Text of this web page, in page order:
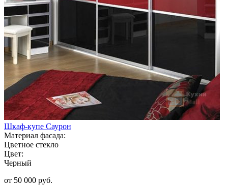
Шкаф-купе Саурон
Материал фасада:
Цветное стекло
Цвет:
Черный
от 50 000 руб.